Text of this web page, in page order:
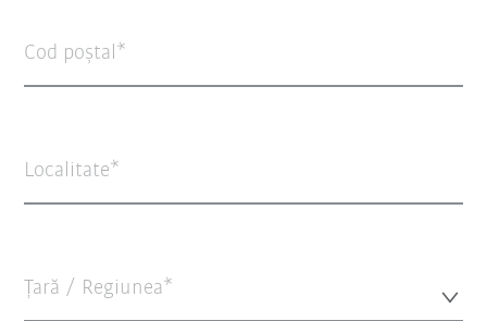
Cod poștal
Localitate
Țară / Regiunea*